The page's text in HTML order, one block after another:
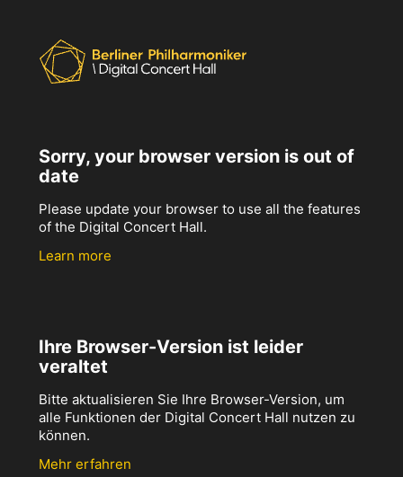
Sorry, your browser version is out of
date
Please update your browser to use all the features
of the Digital Concert Hall.
Learn more
Ihre Browser-Version ist leider
veraltet
Bitte aktualisieren Sie Ihre Browser-Version, um
alle Funktionen der Digital Concert Hall nutzen zu
können.
Mehr erfahren